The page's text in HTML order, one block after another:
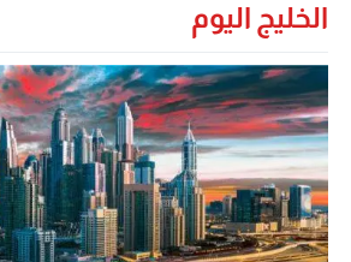
الخليج اليوم